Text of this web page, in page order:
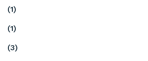
(1)
(1)
(3)